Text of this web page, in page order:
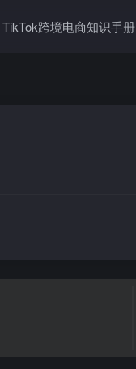
TikTok跨境电商知识手册